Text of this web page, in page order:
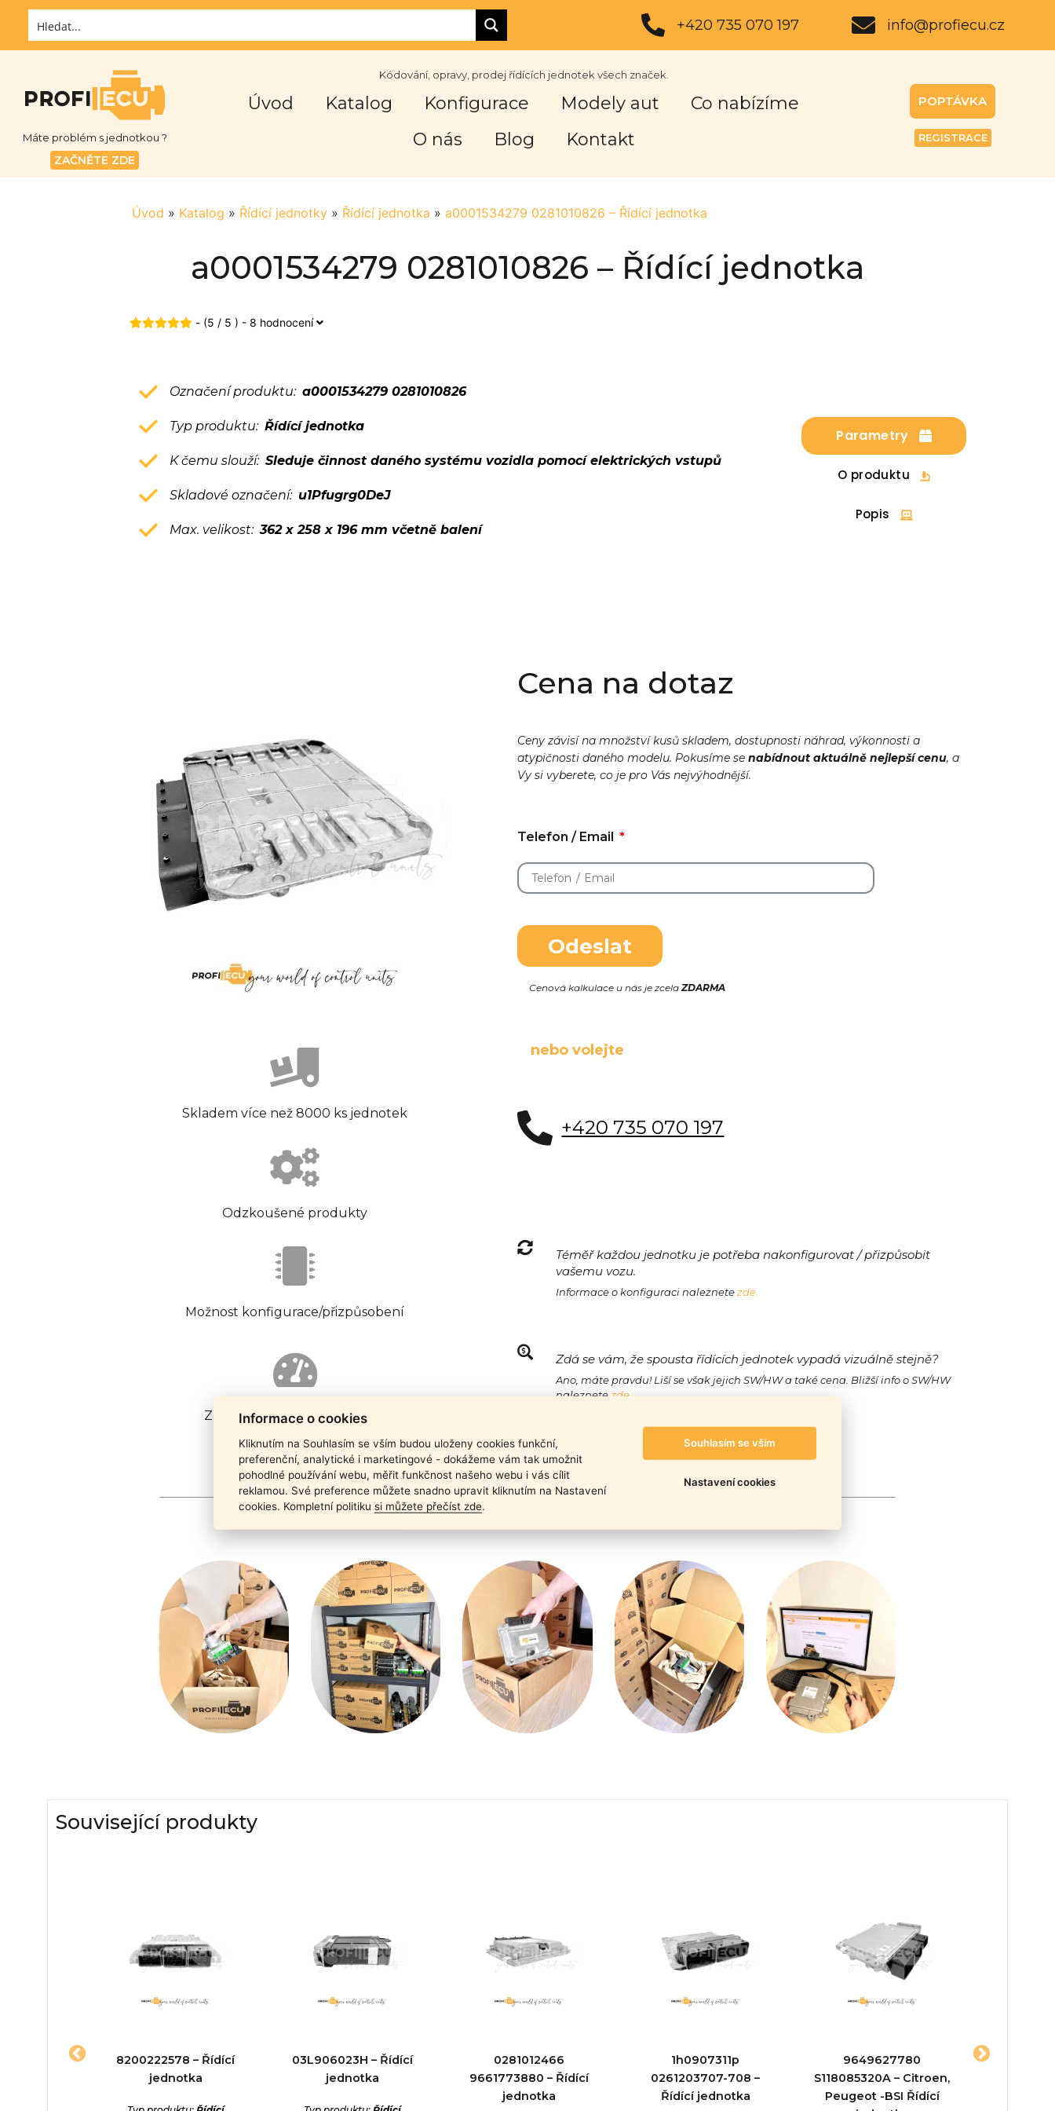
+420 735 070 197 info@profiecu.cz
Máte problém s jednotkou ?
ZAČNĚTE ZDE
Kódování, opravy, prodej řídících jednotek všech značek.
Úvod Katalog Konfigurace Modely aut
Co nabízíme
O nás
Blog Kontakt
POPTÁVKA
REGISTRACE
Úvod » Katalog » Řídící jednotky » Řídící jednotka » a0001534279 0281010826 – Řídící jednotka
a0001534279 0281010826 – Řídící jednotka
- (5 / 5 ) - 8 hodnocení
Parametry
O produktu
Popis
Označení produktu: a0001534279 0281010826
Typ produktu: Řídící jednotka
K čemu slouží: Sleduje činnost daného systému vozidla pomocí elektrických vstupů
Skladové označení: u1Pfugrg0DeJ
Max. velikost:362 x 258 x 196 mm včetně balení
Skladem více než 8000 ks jednotek
Odzkoušené produkty
Možnost konfigurace/přizpůsobení
Záruka funkčnosti produktu
Cena na dotaz
Ceny závisí na množství kusů skladem, dostupnosti náhrad, výkonnosti a
atypičnosti daného modelu. Pokusíme senabídnout aktuálně nejlepší cenu, a
Vy si vyberete, co je pro Vás nejvýhodnější.
Telefon / Email
Odeslat
Cenová kalkulace u nás je zcelaZDARMA
nebo volejte
+420 735 070 197
Téměř každou jednotku je potřeba nakonfigurovat / přizpůsobit
vašemu vozu.
Informace o konfiguraci naleznetezde.
Zdá se vám, že spousta řídících jednotek vypadá vizuálně stejně?
Ano, máte pravdu! Liší se však jejich SW/HW a také cena. Bližší info o SW/HW
naleznete zde.
Související produkty
8200222578 – Řídící
jednotka
03L906023H – Řídící
jednotka
0281012466
9661773880 – Řídící
jednotka
1h0907311p
0261203707-708 –
Řídící jednotka
9649627780
S118085320A – Citroen,
Peugeot -BSI Řídící
Informace o cookies
Kliknutím na Souhlasím se vším budou uloženy cookies funkční,
preferenční, analytické i marketingové - dokážeme vám tak umožnit
pohodlné používání webu, měřit funkčnost našeho webu i vás cílit
reklamou. Své preference můžete snadno upravit kliknutím na Nastavení
cookies. Kompletní politiku si můžete přečíst zde.
Souhlasím se vším
Nastavení cookies